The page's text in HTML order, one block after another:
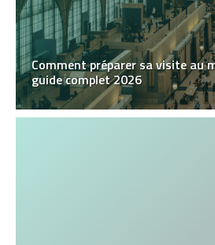
Comment préparer sa visite au
guide complet 2026